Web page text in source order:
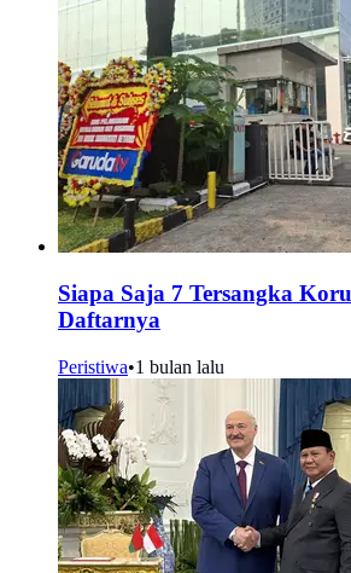
Siapa Saja 7 Tersangka
Daftarnya
Peristiwa•1 bulan lalu